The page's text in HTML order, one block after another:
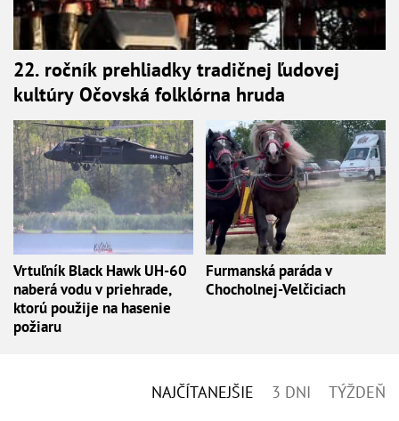
22. ročník prehliadky tradičnej ľudovej
kultúry Očovská folklórna hruda
Vrtuľník Black Hawk UH-60
naberá vodu v priehrade,
ktorú použije na hasenie
požiaru
Furmanská paráda v
Chocholnej-Velčiciach
NAJČÍTANEJŠIE 3 DNI TÝŽDEŇ